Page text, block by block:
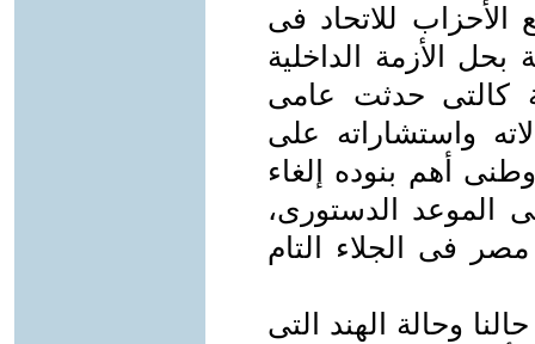
الأحزاب للاتحاد فى
الأزمة الداخلية
كالتى حدثت عامى
واستشاراته على
أهم بنوده إلغاء
الموعد الدستورى،
فى الجلاء التام
وحالة الهند التى